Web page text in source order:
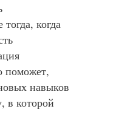
когда
поможет,
навыков
в которой